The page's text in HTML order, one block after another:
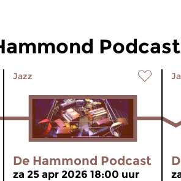
Podcast
Jazz
De Hammond Podcast
za 25 apr 2026 18:00 uur